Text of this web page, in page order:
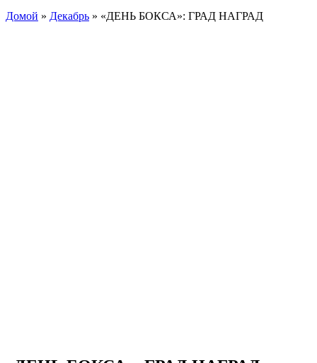
Домой » Декабрь » «ДЕНЬ БОКСА»: ГРАД НАГРАД